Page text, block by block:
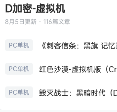
D加密-虚拟机
8月5日更新 · 116篇文章
PC单机
PC单机
PC单机